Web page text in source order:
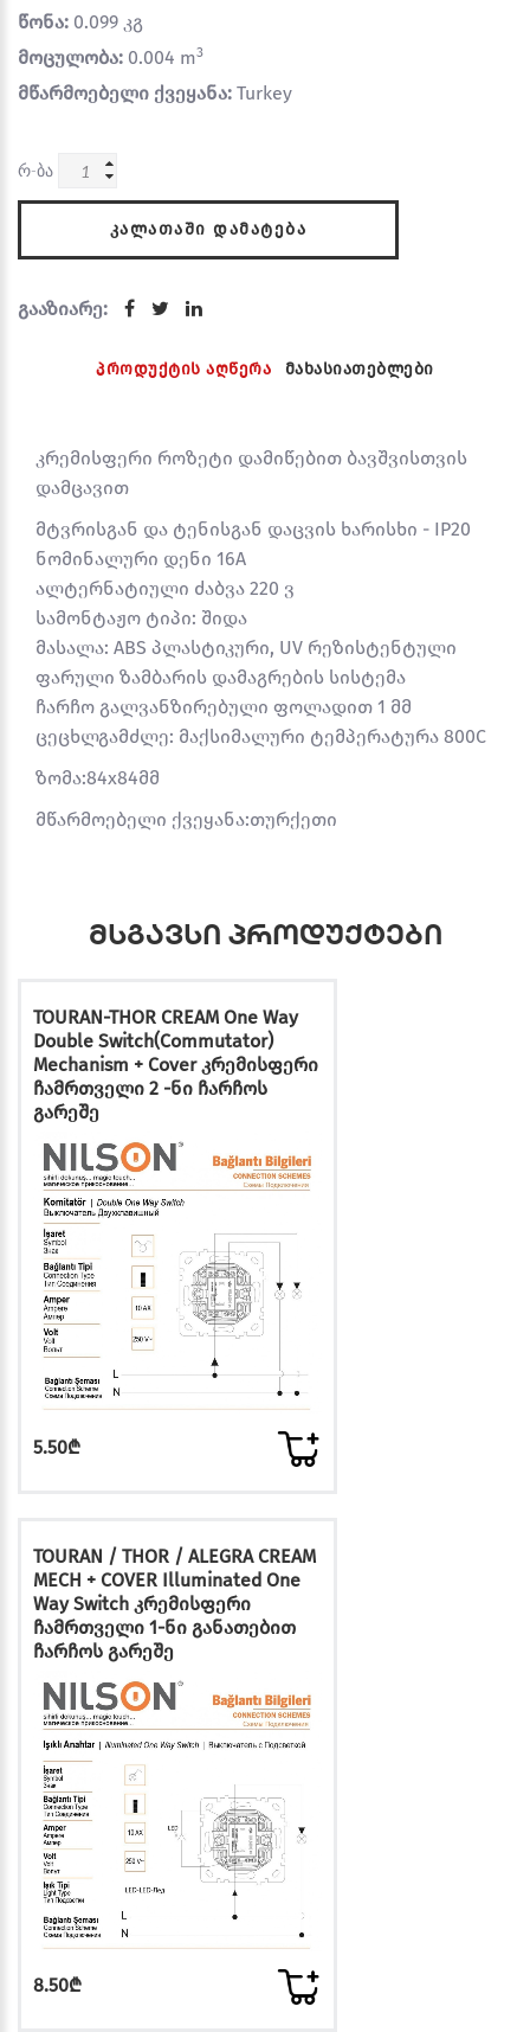
წონა: 0.099 კგ
მოცულობა: 0.004 m3
მწარმოებელი ქვეყანა: Turkey
რ-ბა
ᲙᲐᲚᲐᲗᲐᲨᲘ ᲓᲐᲛᲐᲢᲔᲑᲐ
გააზიარე:
პროდუქტის აღწერა მახასიათებლები
კრემისფერი როზეტი დამიწებით ბავშვისთვის
დამცავით
მტვრისგან და ტენისგან დაცვის ხარისხი - IP20
ნომინალური დენი 16A
ალტერნატიული ძაბვა 220 ვ
სამონტაჟო ტიპი: შიდა
მასალა: ABS პლასტიკური, UV რეზისტენტული
ფარული ზამბარის დამაგრების სისტემა
ჩარჩო გალვანზირებული ფოლადით 1 მმ
ცეცხლგამძლე: მაქსიმალური ტემპერატურა 800C
ზომა:84x84მმ
მწარმოებელი ქვეყანა:თურქეთი
მსგავსი პროდუქტები
TOURAN-THOR CREAM One Way
Double Switch(Commutator)
Mechanism + Cover კრემისფერი
ჩამრთველი 2 -ნი ჩარჩოს
გარეშე
5.50₾
TOURAN / THOR / ALEGRA CREAM
MECH + COVER Illuminated One
Way Switch კრემისფერი
ჩამრთველი 1-ნი განათებით
ჩარჩოს გარეშე
8.50₾